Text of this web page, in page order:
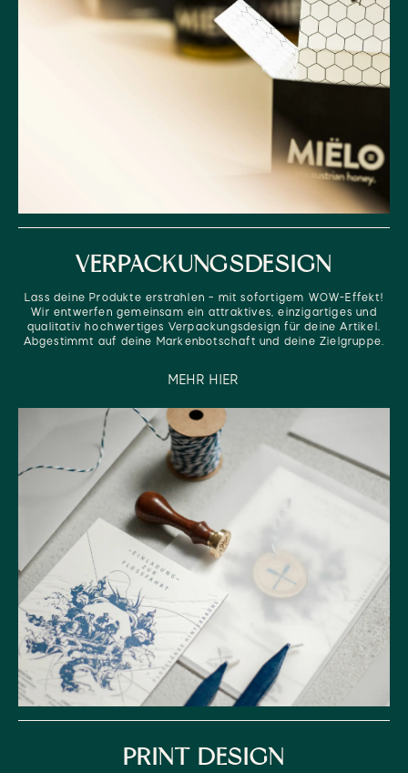
VERPACKUNGSDESIGN
Lass deine Produkte erstrahlen – mit sofortigem WOW-Effekt!
Wir entwerfen gemeinsam ein attraktives, einzigartiges und
qualitativ hochwertiges Verpackungsdesign für deine Artikel.
Abgestimmt auf deine Markenbotschaft und deine Zielgruppe.
MEHR HIER
PRINT DESIGN